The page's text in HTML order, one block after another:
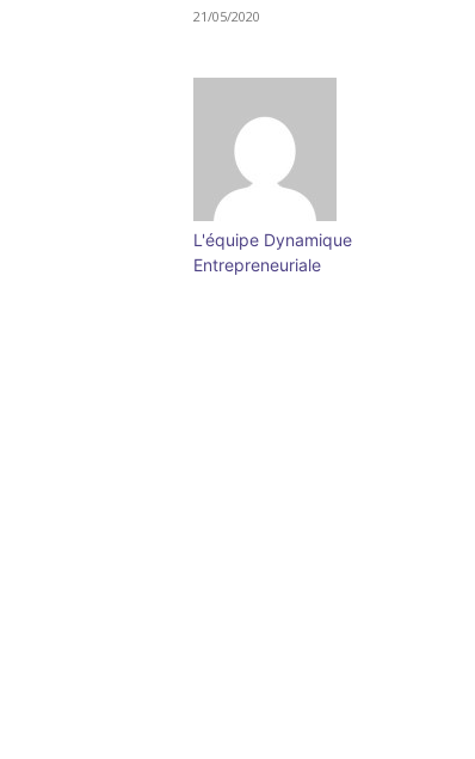
21/05/2020
L'équipe Dynamique
Entrepreneuriale